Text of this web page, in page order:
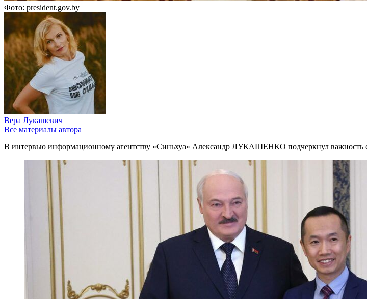
Фото: president.gov.by
Вера Лукашевич
Все материалы автора
В интервью информационному агентству «Синьхуа» Александр ЛУКАШЕНКО подчеркнул важность